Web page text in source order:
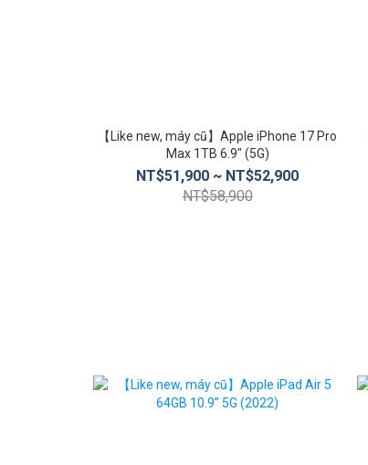
【Like new, máy cũ】Apple iPhone 17 Pro
Max 1TB 6.9″ (5G)
NT$51,900 ~ NT$52,900
NT$58,900